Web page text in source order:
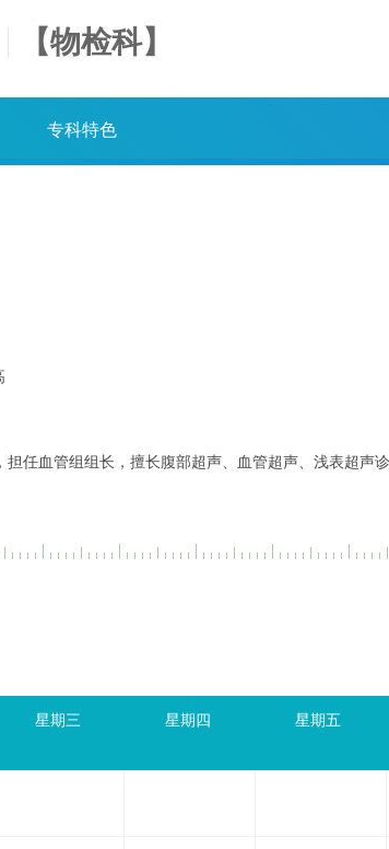
【物检科】
专科特色
任血管组组长，擅长腹部超声、血管超声、浅表超声
星期三 星期四 星期五